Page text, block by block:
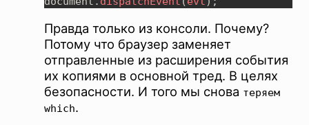
Правда только из консоли. Почему?
Потому что браузер заменяет
отправленные из расширения события
их копиями в основной тред. В целях
безопасности. И того мы снова теряем
which.